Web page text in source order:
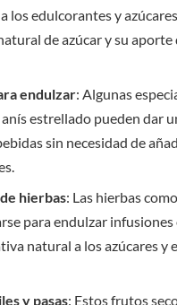
los edulcorantes y
de azúcar y su
endulzar: Algunas
estrellado pueden dar
sin necesidad de
hierbas: Las hierbas
para endulzar
natural a los azúcares y
y pasas: Estos frutos